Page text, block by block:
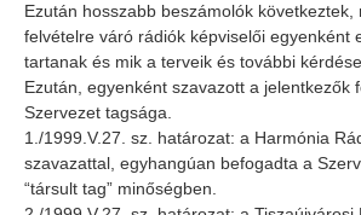
Ezután hosszabb beszámolók következtek,
felvételre váró rádiók képviselői egyenként
tartanak és mik a terveik és további
Ezután, egyenként szavazott a jelentkezők
Szervezet tagsága.
1./1999.V.27. sz. határozat: a Harmónia
szavazattal, egyhangúan befogadta a
“társult tag” minőségben.